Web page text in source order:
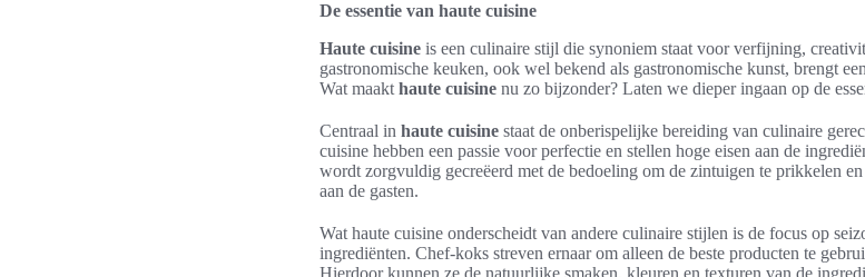
De essentie van haute cuisine
Haute cuisine is een culinaire stijl die synoniem staat voor verfijning,
gastronomische keuken, ook wel bekend als gastronomische kunst, brengt
Wat maakt haute cuisine nu zo bijzonder? Laten we dieper ingaan op de
Centraal in haute cuisine staat de onberispelijke bereiding van culinaire
cuisine hebben een passie voor perfectie en stellen hoge eisen aan de
wordt zorgvuldig gecreëerd met de bedoeling om de zintuigen te prikkelen
aan de gasten.
Wat haute cuisine onderscheidt van andere culinaire stijlen is de focus op
ingrediënten. Chef-koks streven ernaar om alleen de beste producten te
Hierdoor kunnen ze de natuurlijke smaken, kleuren en texturen van de